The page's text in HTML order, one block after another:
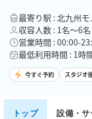
最寄り駅 : 北九州
収容人数 : 1名〜6名
営業時間 : 00:00-
最低利用時間 : 1時
今すぐ予約 スタジオ
トップ 設備・